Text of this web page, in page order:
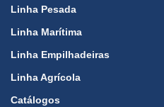
Linha Pesada
Linha Marítima
Linha Empilhadeiras
Linha Agrícola
Catálogos